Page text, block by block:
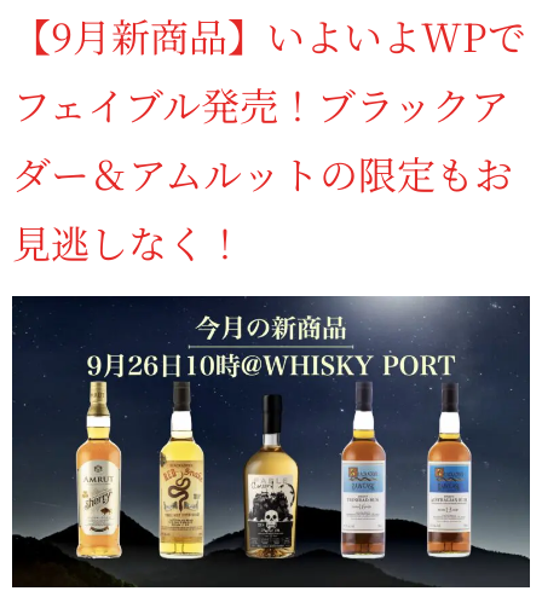
【9月新商品】いよいよWPで
フェイブル発売！ブラックア
ダー＆アムルットの限定もお
見逃しなく！